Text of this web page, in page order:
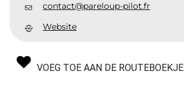
contact@pareloup-pilot.fr
Website
VOEG TOE AAN DE ROUTEBOEKJE